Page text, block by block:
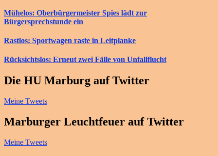
Mühelos: Oberbürgermeister Spies lädt zur
Bürgersprechstunde ein
Rastlos: Sportwagen raste in Leitplanke
Rücksichtslos: Erneut zwei Fälle von Unfallflucht
Die HU Marburg auf Twitter
Meine Tweets
Marburger Leuchtfeuer auf Twitter
Meine Tweets